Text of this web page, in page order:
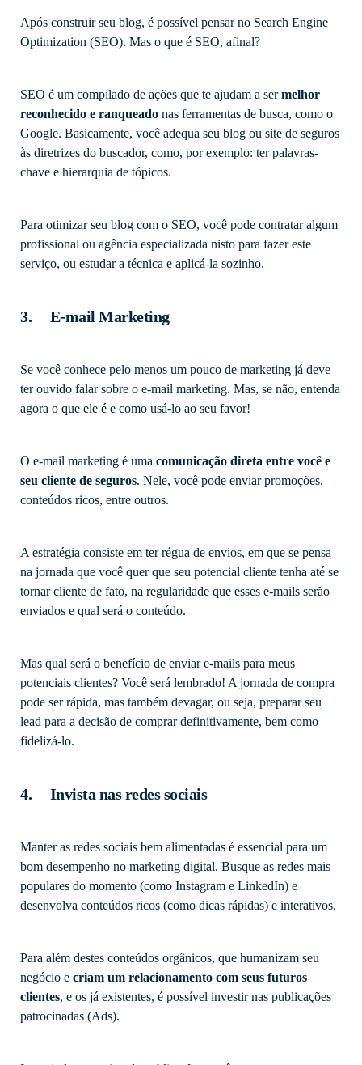
Após construir seu blog, é possível pensar no Search Engine
Optimization (SEO). Mas o que é SEO, afinal?
SEO é um compilado de ações que te ajudam a sermelhor
reconhecido e ranqueado nas ferramentas de busca, como o
Google. Basicamente, você adequa seu blog ou site de seguros
às diretrizes do buscador, como, por exemplo: ter palavras-
chave e hierarquia de tópicos.
Para otimizar seu blog com o SEO, você pode contratar algum
profissional ou agência especializada nisto para fazer este
serviço, ou estudar a técnica e aplicá-la sozinho.
3. E-mail Marketing
Se você conhece pelo menos um pouco de marketing já deve
ter ouvido falar sobre o e-mail marketing. Mas, se não, entenda
agora o que ele é e como usá-lo ao seu favor!
O e-mail marketing é uma comunicação direta entre você e
seu cliente de seguros. Nele, você pode enviar promoções,
conteúdos ricos, entre outros.
A estratégia consiste em ter régua de envios, em que se pensa
na jornada que você quer que seu potencial cliente tenha até se
tornar cliente de fato, na regularidade que esses e-mails serão
enviados e qual será o conteúdo.
Mas qual será o benefício de enviar e-mails para meus
potenciais clientes? Você será lembrado! A jornada de compra
pode ser rápida, mas também devagar, ou seja, preparar seu
lead para a decisão de comprar definitivamente, bem como
fidelizá-lo.
4. Invista nas redes sociais
Manter as redes sociais bem alimentadas é essencial para um
bom desempenho no marketing digital. Busque as redes mais
populares do momento (como Instagram e LinkedIn) e
desenvolva conteúdos ricos (como dicas rápidas) e interativos.
Para além destes conteúdos orgânicos, que humanizam seu
negócio e criam um relacionamento com seus futuros
clientes, e os já existentes, é possível investir nas publicações
patrocinadas (Ads).